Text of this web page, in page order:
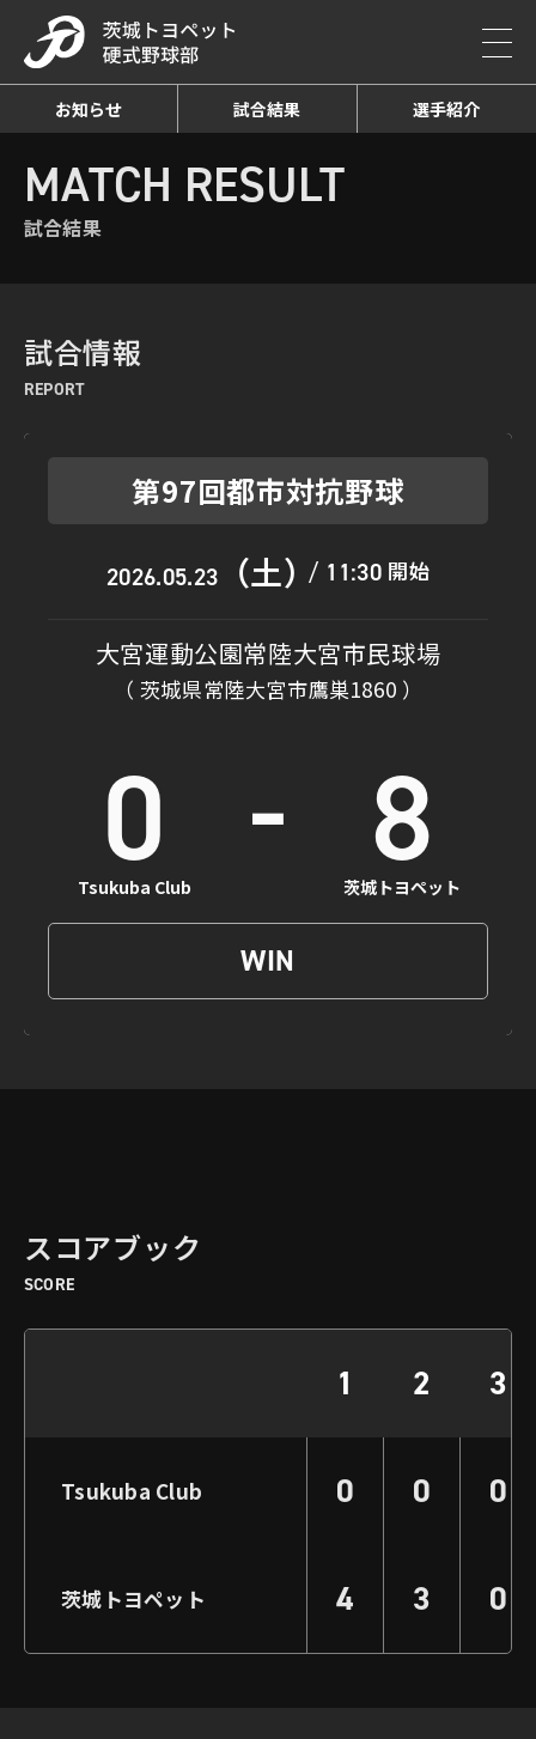
お知らせ 試合結果 選手紹介
MATCH RESULT 試合結果詳細
MATCH RESULT
試合結果
試合情報
REPORT
第97回都市対抗野球
2026.05.23 （土）/ 11:30 開始
大宮運動公園常陸大宮市民球場
（ 茨城県常陸大宮市鷹巣1860 ）
Tsukuba Club
0 - 8
茨城トヨペット
WIN
スコアブック
SCORE
1 2 3
Tsukuba Club 0 0 0
茨城トヨペット 4 3 0